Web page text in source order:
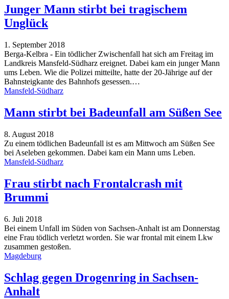
Junger Mann stirbt bei tragischem
Unglück
1. September 2018
Berga-Kelbra - Ein tödlicher Zwischenfall hat sich am Freitag im
Landkreis Mansfeld-Südharz ereignet. Dabei kam ein junger Mann
ums Leben. Wie die Polizei mitteilte, hatte der 20-Jährige auf der
Bahnsteigkante des Bahnhofs gesessen.…
Mansfeld-Südharz
Mann stirbt bei Badeunfall am Süßen See
8. August 2018
Zu einem tödlichen Badeunfall ist es am Mittwoch am Süßen See
bei Aseleben gekommen. Dabei kam ein Mann ums Leben.
Mansfeld-Südharz
Frau stirbt nach Frontalcrash mit
Brummi
6. Juli 2018
Bei einem Unfall im Süden von Sachsen-Anhalt ist am Donnerstag
eine Frau tödlich verletzt worden. Sie war frontal mit einem Lkw
zusammen gestoßen.
Magdeburg
Schlag gegen Drogenring in Sachsen-
Anhalt